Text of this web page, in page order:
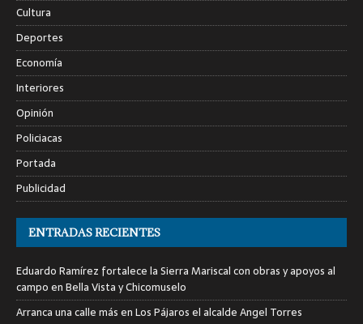
Cultura
Deportes
Economía
Interiores
Opinión
Policiacas
Portada
Publicidad
ENTRADAS RECIENTES
Eduardo Ramírez fortalece la Sierra Mariscal con obras y apoyos al
campo en Bella Vista y Chicomuselo
Arranca una calle más en Los Pájaros el alcalde Angel Torres